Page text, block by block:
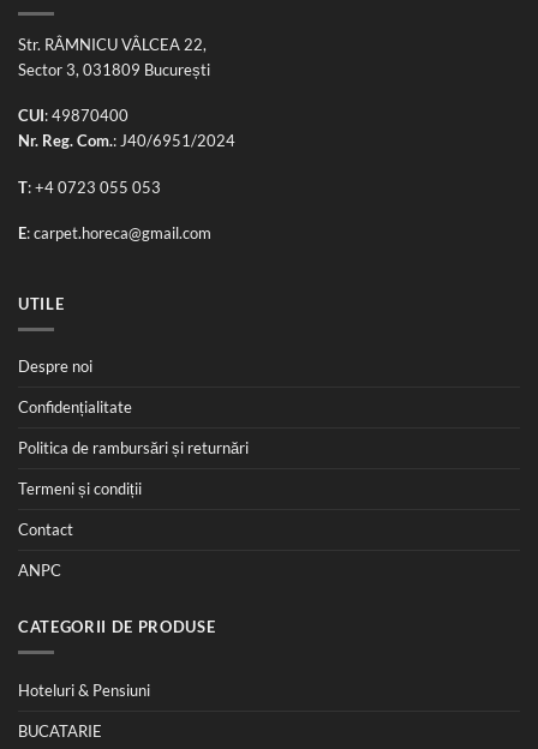
Str. RÂMNICU VÂLCEA 22,
Sector 3, 031809 București
CUI: 49870400
Nr. Reg. Com.: J40/6951/2024
T:+4 0723 055 053
E:carpet.horeca@gmail.com
UTILE
Despre noi
Confidențialitate
Politica de rambursări și returnări
Termeni și condiții
Contact
ANPC
CATEGORII DE PRODUSE
Hoteluri & Pensiuni
BUCATARIE